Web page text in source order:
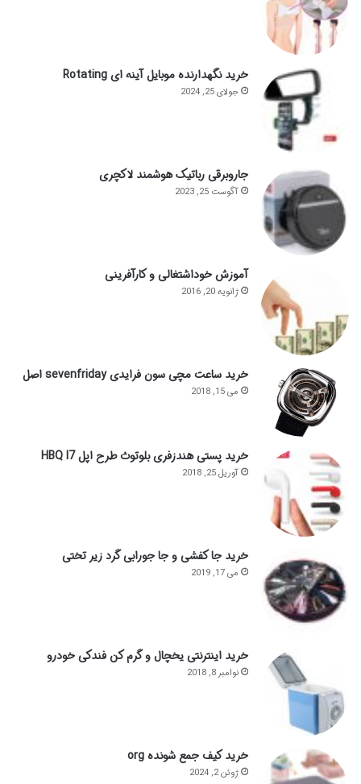
خرید نگهدارنده موبایل آینه ای Rotating
جولای 25, 2024
جاروبرقی رباتیک هوشمند لاکچری
آگوست 25, 2023
آموزش خوداشتغالی و کارآفرینی
ژانویه 20, 2016
خرید ساعت مچی سون فرایدی sevenfriday اصل
می 15, 2018
خرید پستی هندزفری بلوتوث طرح اپل HBQ I7
آوریل 25, 2018
خرید جا کفشی و جا جورابی گرد زیر تختی
می 17, 2019
خرید اینترنتی یخچال و گرم کن فندکی خودرو
نوامبر 8, 2018
خرید کیف جمع شونده org
ژوئن 2, 2024